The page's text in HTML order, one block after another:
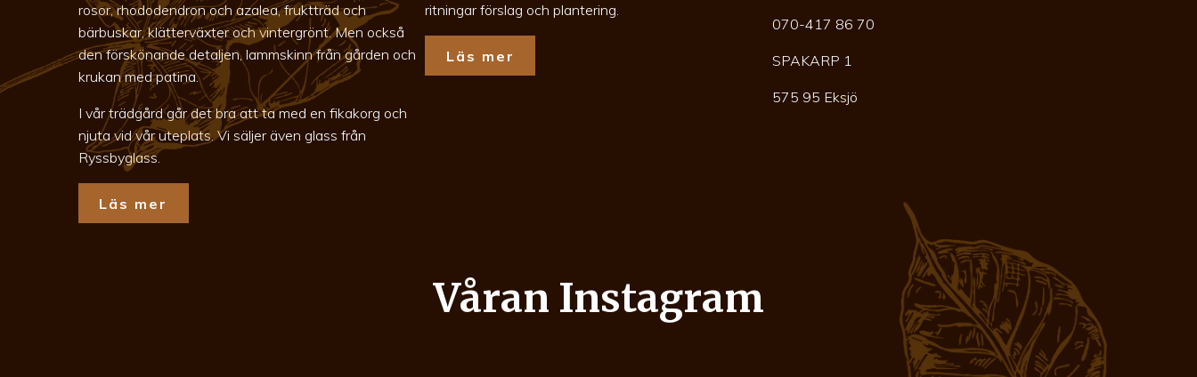
rosor, rhododendron och azalea, fruktträd och
bärbuskar, klätterväxter och vintergrönt. Men också
den förskönande detaljen, lammskinn från gården och
krukan med patina.
I vår trädgård går det bra att ta med en fikakorg och
njuta vid vår uteplats. Vi säljer även glass från
Ryssbyglass.
Läs mer
ritningar förslag och plantering.
Läs mer
070-417 86 70
SPAKARP 1
575 95 Eksjö
Våran Instagram